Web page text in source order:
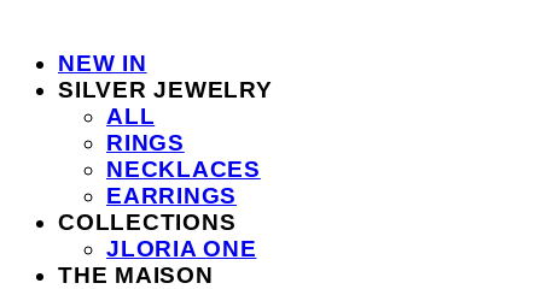
NEW IN
SILVER JEWELRY
ALL
RINGS
NECKLACES
EARRINGS
COLLECTIONS
JLORIA ONE
THE MAISON